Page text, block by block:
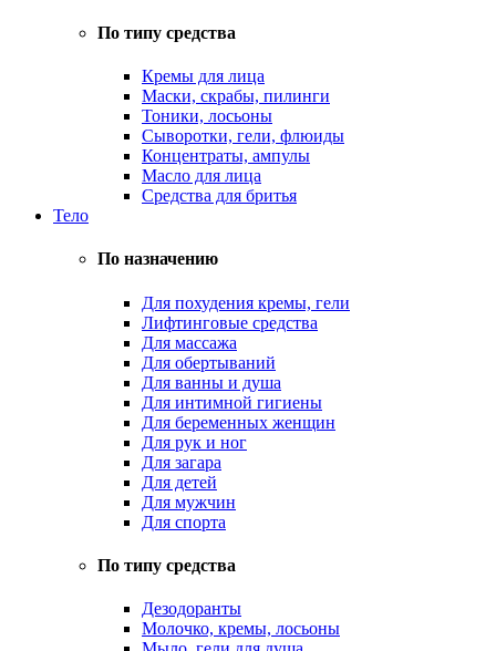
По типу средства
Кремы для лица
Маски, скрабы, пилинги
Тоники, лосьоны
Сыворотки, гели, флюиды
Концентраты, ампулы
Масло для лица
Средства для бритья
Тело
По назначению
Для похудения кремы, гели
Лифтинговые средства
Для массажа
Для обертываний
Для ванны и душа
Для интимной гигиены
Для беременных женщин
Для рук и ног
Для загара
Для детей
Для мужчин
Для спорта
По типу средства
Дезодоранты
Молочко, кремы, лосьоны